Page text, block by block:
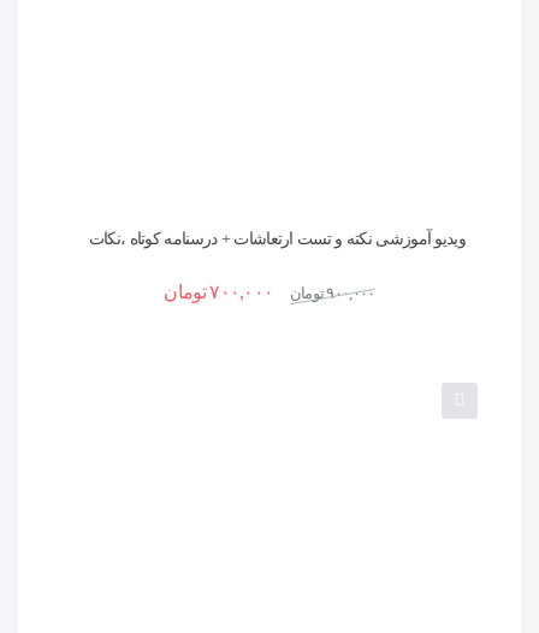
ویدیو آموزشی نکته و تست ارتعاشات + درسنامه کوتاه ،نکات
۹۰۰,۰۰۰تومان ۷۰۰,۰۰۰تومان